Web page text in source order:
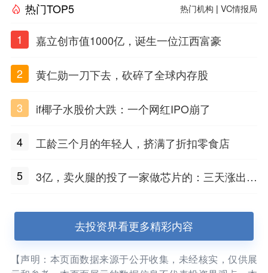
热门TOP5 热门机构 |VC情报局
1 嘉立创市值1000亿，诞生一位江西富豪
2 黄仁勋一刀下去，砍碎了全球内存股
3 if椰子水股价大跌：一个网红IPO崩了
4 工龄三个月的年轻人，挤满了折扣零食店
5
3亿，卖火腿的投了一家做芯片的：三天涨出2
去投资界看更多精彩内容
【声明：本页面数据来源于公开收集，未经核实，仅供展